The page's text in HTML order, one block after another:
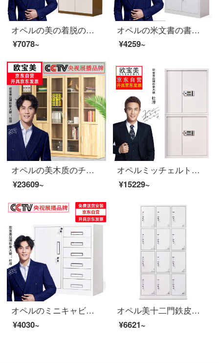
オペルの美の着脱のチェイストの資料の箱の事務棚の書類棚の鉄の皮の戸棚は2節の茶褐色を通します
¥7078~
オペルの米文書の書類の執務する証明の箱の鉄の皮の鋼の事務室の財務室の鉄の箱
¥4259~
オペルの美木质のチェーストボード式の床に置く资料の箱の书类の箱はガラスの简约な书棚の事务库の事务库の収纳の箱の組合せの金を持ちます2000*320*1800
¥23609~
オペルミッチェルト電子チェイスファイルキャビネットのパスワードキャビネットの電子錠の分離式
¥15229~
オペルのミニキャビネットのチェーストのキャビネットの鉄の皮のキャビネットの引き出しの資料の箱の書類棚のキャビネットの保管棚は6斗の下にあります。
¥4030~
オペル美十二門鉄皮ワルドロッブ社員ロッカー0.7 MMの厚いお金
¥6621~